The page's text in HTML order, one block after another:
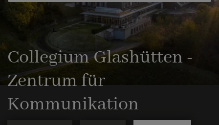
Collegium Glashütten -
Zentrum für
Kommunikation